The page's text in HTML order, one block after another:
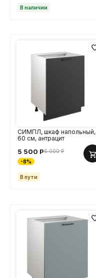
В наличии
СИМПЛ, шкаф напольный,
60 см, антрацит
5 500 Р6 000 Р
-8%
В пути